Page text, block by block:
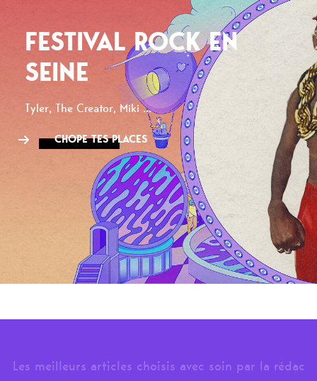
FESTIVAL ROCK EN
SEINE
Tyler, The Creator, Miki ...
CHOPE TES PLACES
Les meilleurs articles choisis avec soin par la rédac